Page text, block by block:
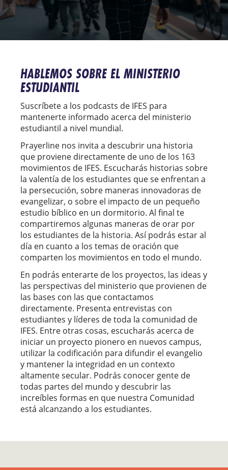
HABLEMOS SOBRE EL MINISTERIO
ESTUDIANTIL
Suscríbete a los podcasts de IFES para
mantenerte informado acerca del ministerio
estudiantil a nivel mundial.
Prayerline nos invita a descubrir una historia
que proviene directamente de uno de los 163
movimientos de IFES. Escucharás historias sobre
la valentía de los estudiantes que se enfrentan a
la persecución, sobre maneras innovadoras de
evangelizar, o sobre el impacto de un pequeño
estudio bíblico en un dormitorio. Al final te
compartiremos algunas maneras de orar por
los estudiantes de la historia. Así podrás estar al
día en cuanto a los temas de oración que
comparten los movimientos en todo el mundo.
En podrás enterarte de los proyectos, las ideas y
las perspectivas del ministerio que provienen de
las bases con las que contactamos
directamente. Presenta entrevistas con
estudiantes y líderes de toda la comunidad de
IFES. Entre otras cosas, escucharás acerca de
iniciar un proyecto pionero en nuevos campus,
utilizar la codificación para difundir el evangelio
y mantener la integridad en un contexto
altamente secular. Podrás conocer gente de
todas partes del mundo y descubrir las
increíbles formas en que nuestra Comunidad
está alcanzando a los estudiantes.